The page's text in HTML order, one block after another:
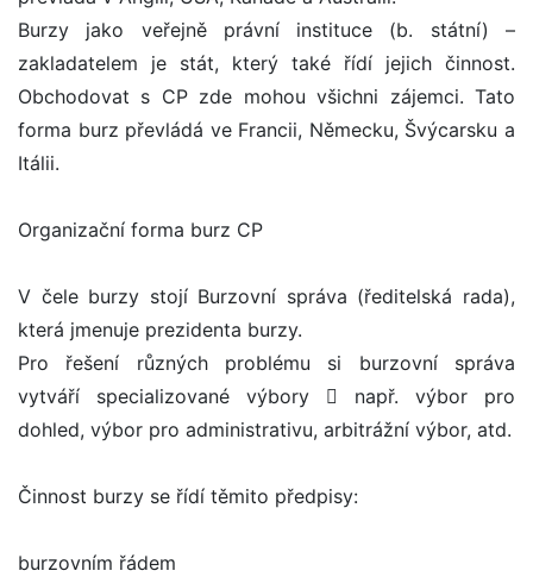
Burzy jako veřejně právní instituce (b. státní) –
zakladatelem je stát, který také řídí jejich činnost.
Obchodovat s CP zde mohou všichni zájemci. Tato
forma burz převládá ve Francii, Německu, Švýcarsku a
Itálii.
Organizační forma burz CP
V čele burzy stojí Burzovní správa (ředitelská rada),
která jmenuje prezidenta burzy.
Pro řešení různých problému si burzovní správa
vytváří specializované výbory  např. výbor pro
dohled, výbor pro administrativu, arbitrážní výbor, atd.
Činnost burzy se řídí těmito předpisy:
burzovním řádem